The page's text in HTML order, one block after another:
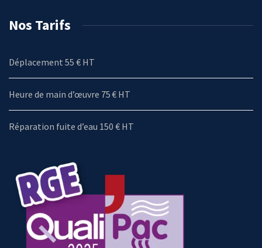
Nos Tarifs
Déplacement 55 € HT
Heure de main d’œuvre 75 € HT
Réparation fuite d’eau 150 € HT